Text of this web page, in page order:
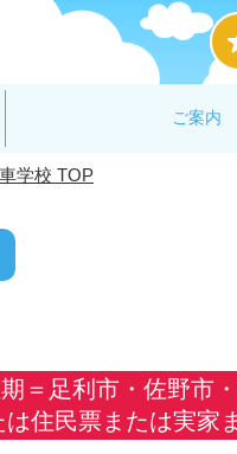
ご案内
学校 TOP
＝足利市・佐野市
住民票または実家